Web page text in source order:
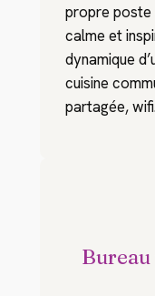
propre poste
calme et
dynamique
cuisine
partagée,